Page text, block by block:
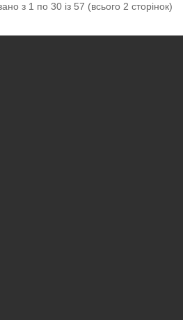
з 1 по 30 із 57 (всього 2 сторінок)